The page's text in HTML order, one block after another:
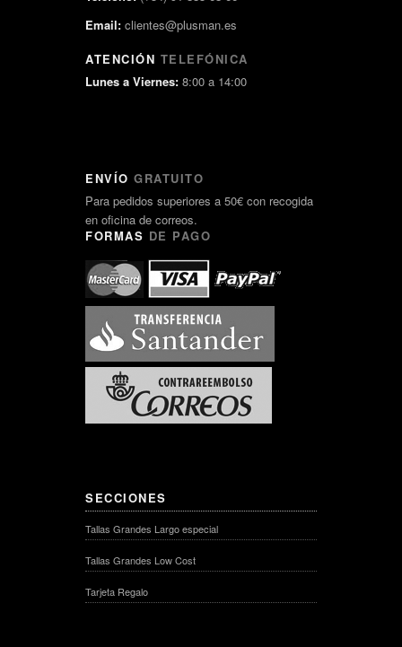
Email: clientes@plusman.es
ATENCIÓN TELEFÓNICA
Lunes a Viernes: 8:00 a 14:00
ENVÍO GRATUITO
Para pedidos superiores a 50€ con recogida
en oficina de correos.
FORMAS DE PAGO
SECCIONES
Tallas Grandes Largo especial
Tallas Grandes Low Cost
Tarjeta Regalo